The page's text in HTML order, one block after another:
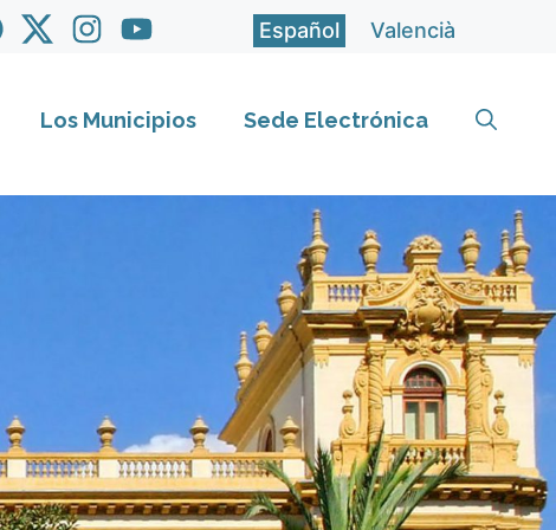
Español Valencià
Los Municipios Sede Electrónica